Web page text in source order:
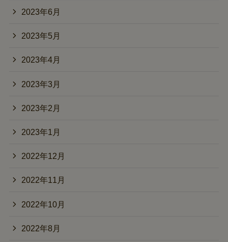
2023年6月
2023年5月
2023年4月
2023年3月
2023年2月
2023年1月
2022年12月
2022年11月
2022年10月
2022年8月